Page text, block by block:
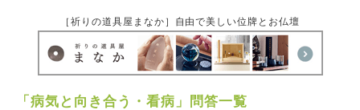
［祈りの道具屋まなか］自由で美しい位牌とお仏壇
「病気と向き合う・看病」問答一覧